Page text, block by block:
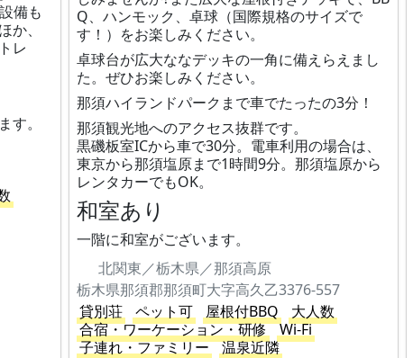
備も
、
レ
。
Q、ハンモック、卓球（国際規格のサイズで
す！）をお楽しみください。
卓球台が広大ななデッキの一角に備えらえまし
た。ぜひお楽しみください。
那須ハイランドパークまで車でたったの3分！
那須観光地へのアクセス抜群です。
黒磯板室ICから車で30分。電車利用の場合は、
東京から那須塩原まで1時間9分。那須塩原から
レンタカーでもOK。
和室あり
一階に和室がございます。
北関東／栃木県／那須高原
栃木県那須郡那須町大字高久乙3376-557
貸別荘
ペット可 屋根付BBQ
大人数
合宿・ワーケーション・研修
Wi-Fi
子連れ・ファミリー
温泉近隣